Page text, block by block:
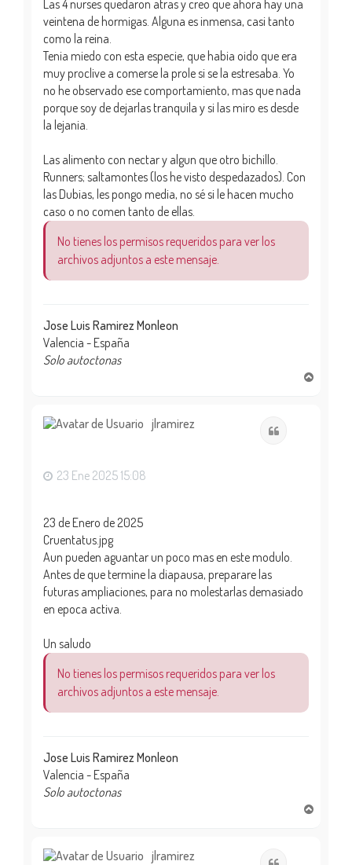
Las 4 nurses quedaron atras y creo que ahora hay una
veintena de hormigas. Alguna es inmensa, casi tanto
como la reina.
Tenia miedo con esta especie, que habia oido que era
muy proclive a comerse la prole si se la estresaba. Yo
no he observado ese comportamiento, mas que nada
porque soy de dejarlas tranquila y si las miro es desde
la lejania.
Las alimento con nectar y algun que otro bichillo.
Runners; saltamontes (los he visto despedazados). Con
las Dubias, les pongo media, no sé si le hacen mucho
caso o no comen tanto de ellas.
No tienes los permisos requeridos para ver los
archivos adjuntos a este mensaje.
Jose Luis Ramirez Monleon
Valencia - España
Solo autoctonas
jlramirez
23 Ene 2025 15:08
23 de Enero de 2025
Cruentatus.jpg
Aun pueden aguantar un poco mas en este modulo.
Antes de que termine la diapausa, preparare las
futuras ampliaciones, para no molestarlas demasiado
en epoca activa.
Un saludo
No tienes los permisos requeridos para ver los
archivos adjuntos a este mensaje.
Jose Luis Ramirez Monleon
Valencia - España
Solo autoctonas
jlramirez